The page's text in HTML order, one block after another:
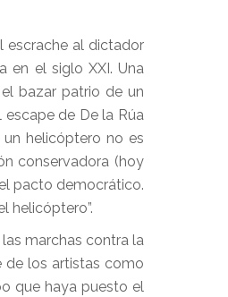
escrache al dictador
en el siglo XXI. Una
bazar patrio de un
de De la Rúa
helicóptero no es
conservadora (hoy
pacto democrático.
helicóptero”.
marchas contra la
de los artistas como
que haya puesto el